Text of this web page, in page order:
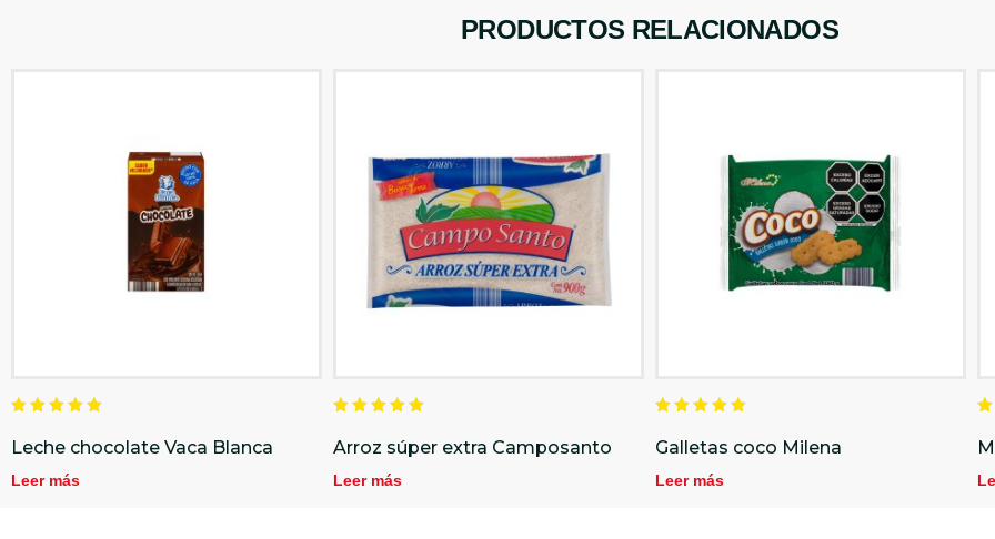
PRODUCTOS RELACIONADOS
en
5.00
Leche chocolate Vaca Blanca
Leer más
en
5.00
Arroz súper extra Camposanto
Leer más
en
5.00
Galletas coco Milena
Leer más